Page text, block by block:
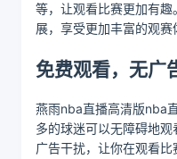
等，让观看比赛更加有
展，享受更加丰富的观赛
免费观看，无广
燕雨nba直播高清版nba
多的球迷可以无障碍地
广告干扰，让你在观看